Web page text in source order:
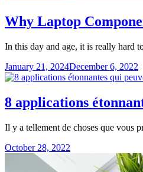
Why Laptop
In this day and age, it is really hard
January 21, 2024December 6, 2022
8 applications
Il y a tellement de choses que vous
October 28, 2022